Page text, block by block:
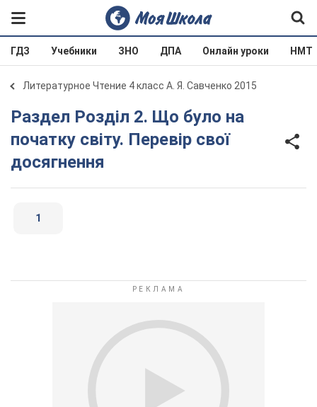
ГДЗ Учебники ЗНО ДПА Онлайн уроки НМТ
Литературное Чтение 4 класс А. Я. Савченко 2015
Раздел Розділ 2. Що було на
початку світу. Перевір свої
досягнення
1